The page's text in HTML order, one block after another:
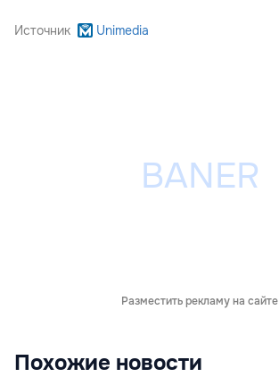
Источник Unimedia
Разместить рекламу на сайте
Похожие новости